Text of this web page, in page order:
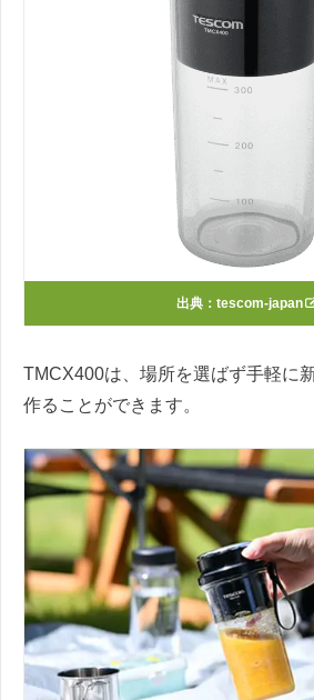
出典： tescom-japan
TMCX400は、場所を選ばず手軽に
作ることができます。